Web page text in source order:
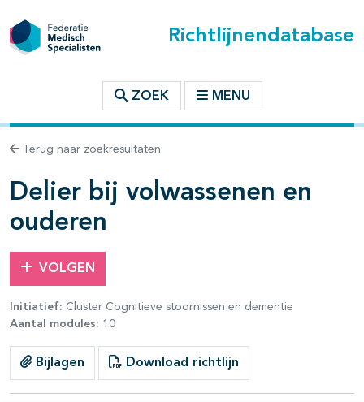
Richtlijnendatabase
ZOEK MENU
Terug naar zoekresultaten
Delier bij volwassenen en
ouderen
VOLGEN
Initiatief: Cluster Cognitieve stoornissen en dementie
Aantal modules: 10
Bijlagen Download richtlijn
binnen deze richtlijn
open- en dichtklappen